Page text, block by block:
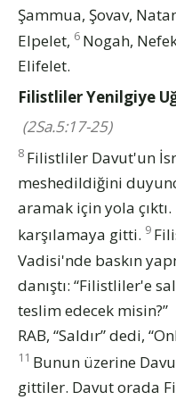
Şammua, Şovav,
Elpelet, 6 Nogah,
Elifelet.
Filistliler Yenilgiye
(2Sa.5:17-25)
8 Filistliler Davut'un
meshedildiğini
aramak için yola
karşılamaya gitti. 9
Vadisi'nde baskın
danıştı: “Filistliler'e
teslim edecek misin?”
RAB, “Saldır” dedi,
11 Bunun üzerine
gittiler. Davut orada